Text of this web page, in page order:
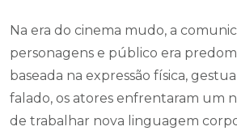
Na era do cinema mudo, a
personagens e público era
baseada na expressão física,
falado, os atores enfrentaram um
de trabalhar nova linguagem